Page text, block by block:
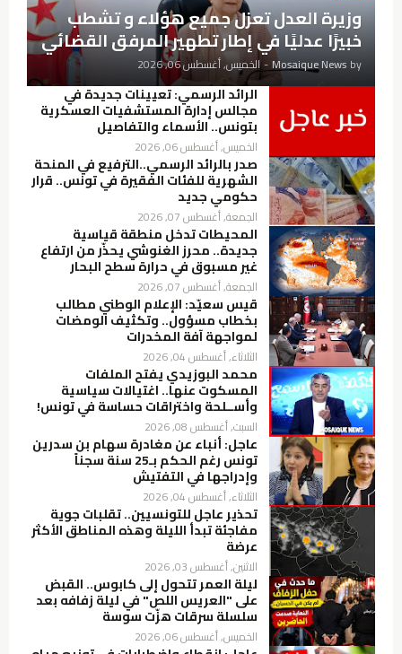
وزيرة العدل تعزل جميع هؤلاء و تشطب
خبيرًا عدليًا في إطار تطهير المرفق القضائي
by
Mosaique News
- الخميس, أغسطس 06, 2026
الرائد الرسمي: تعيينات جديدة في
مجالس إدارة المستشفيات العسكرية
بتونس.. الأسماء والتفاصيل
الخميس, أغسطس 06, 2026
صدر بالرائد الرسمي..الترفيع في المنحة
الشهرية للفئات الفقيرة في تونس.. قرار
حكومي جديد
الجمعة, أغسطس 07, 2026
المحيطات تدخل منطقة قياسية
جديدة.. محرز الغنوشي يحذّر من ارتفاع
غير مسبوق في حرارة سطح البحار
الجمعة, أغسطس 07, 2026
قيس سعيّد: الإعلام الوطني مطالب
بخطاب مسؤول.. وتكثيف الومضات
لمواجهة آفة المخدرات
الثلاثاء, أغسطس 04, 2026
محمد البوزيدي يفتح الملفات
المسكوت عنها.. اغتيالات سياسية
وأســلحة واختراقات حساسة في تونس!
السبت, أغسطس 08, 2026
عاجل: أنباء عن مغادرة سهام بن سدرين
تونس رغم الحكم بـ25 سنة سجناً
وإدراجها في التفتيش
الثلاثاء, أغسطس 04, 2026
تحذير عاجل للتونسيين.. تقلبات جوية
مفاجئة تبدأ الليلة وهذه المناطق الأكثر
عرضة
الاثنين, أغسطس 03, 2026
ليلة العمر تتحول إلى كابوس.. القبض
على "العريس اللص" في ليلة زفافه بعد
سلسلة سرقات هزّت سوسة
الخميس, أغسطس 06, 2026